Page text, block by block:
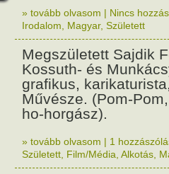
» tovább olvasom | Nincs
Irodalom
Magyar, Született
Megszületett Sajdik
Kossuth- és
grafikus,
Művésze. (Pom-
ho-horgász).
» tovább olvasom | 1
Született Film/Média Alkotás